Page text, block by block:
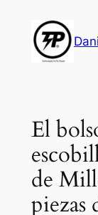
content
El
de
piezas